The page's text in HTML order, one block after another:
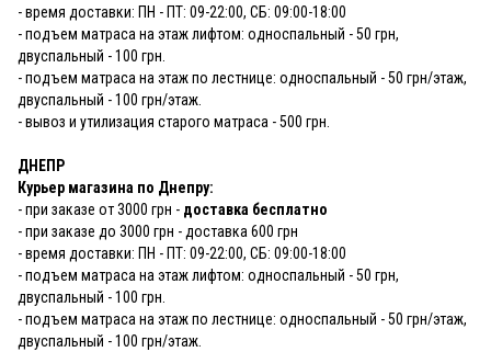
- время доставки: ПН - ПТ: 09-22:00, СБ: 09:00-18:00
- подъем матраса на этаж лифтом: односпальный - 50 грн,
двуспальный - 100 грн.
- подъем матраса на этаж по лестнице: односпальный - 50 грн/этаж,
двуспальный - 100 грн/этаж.
- вывоз и утилизация старого матраса - 500 грн.
ДНЕПР
Курьер магазина по Днепру:
- при заказе от 3000 грн - доставка бесплатно
- при заказе до 3000 грн - доставка 600 грн
- время доставки: ПН - ПТ: 09-22:00, СБ: 09:00-18:00
- подъем матраса на этаж лифтом: односпальный - 50 грн,
двуспальный - 100 грн.
- подъем матраса на этаж по лестнице: односпальный - 50 грн/этаж,
двуспальный - 100 грн/этаж.